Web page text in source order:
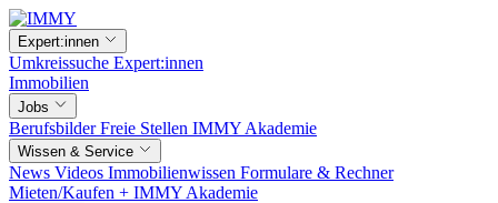
Expert:innen
Umkreissuche Expert:innen
Immobilien
Jobs
BerufsbilderFreie Stellen IMMY Akademie
Wissen & Service
News Videos Immobilienwissen Formulare & Rechner
Mieten/Kaufen + IMMY Akademie